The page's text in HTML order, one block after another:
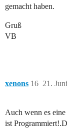
gemacht haben.
Gruß
VB
xenons 21.
16
Auch wenn es
ist